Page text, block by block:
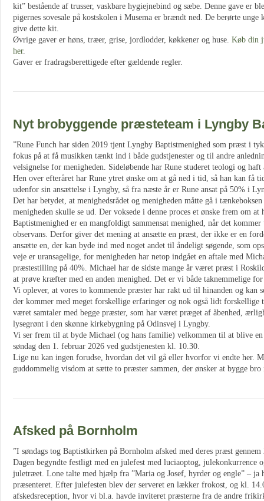
kit” bestående af trusser, vaskbare hygiejnebind og sæbe. Denne gave er
pigernes sovesale på kostskolen i Musema er brændt ned. De berørte
give dette kit.
Øvrige gaver er høns, træer, grise, jordlodder, køkkener og huse. Køb din
her.
Gaver er fradragsberettigede efter gældende regler.
Nyt brobyggende præsteteam i Lyngby
”Rune Funch har siden 2019 tjent Lyngby Baptistmenighed som præst i
fokus på at få musikken tænkt ind i både gudstjenester og til andre
velsignelse for menigheden. Sideløbende har Rune studeret teologi og
Hen over efteråret har Rune ytret ønske om at gå ned i tid, så han kan få
udenfor sin ansættelse i Lyngby, så fra næste år er Rune ansat på 50% i
Det har betydet, at menighedsrådet og menigheden måtte gå i
menigheden skulle se ud. Der voksede i denne proces et ønske frem om at
Baptistmenighed er en mangfoldigt sammensat menighed, når det
observans. Derfor giver det mening at ansætte en præst, der ikke er en
ansætte en, der kan byde ind med noget andet til åndeligt søgende, som
veje er uransagelige, for menigheden har netop indgået en aftale med
præstestilling på 40%. Michael har de sidste mange år været præst i
at prøve kræfter med en anden menighed. Det er vi både taknemmelige for
Vi oplever, at vores to kommende præster har rakt ud til hinanden og kan
der kommer med meget forskellige erfaringer og nok også lidt forskellige
været samtaler med begge præster, som har været præget af åbenhed,
lysegrønt i den skønne kirkebygning på Odinsvej i Lyngby.
Vi ser frem til at byde Michael (og hans familie) velkommen til at blive
søndag den 1. februar 2026 ved gudstjenesten kl. 10.30.
Lige nu kan ingen forudse, hvordan det vil gå eller hvorfor vi endte her.
guddommelig visdom at sætte to præster sammen, der ønsker at bygge
Afsked på Bornholm
”I søndags tog Baptistkirken på Bornholm afsked med deres præst
Dagen begyndte festligt med en julefest med luciaoptog, julekonkurrence
juletræet. Lone talte med hjælp fra ”Maria og Josef, hyrder og engle” – ja
præsenteret. Efter julefesten blev der serveret en lækker frokost, og kl.
afskedsreception, hvor vi bl.a. havde inviteret præsterne fra de andre